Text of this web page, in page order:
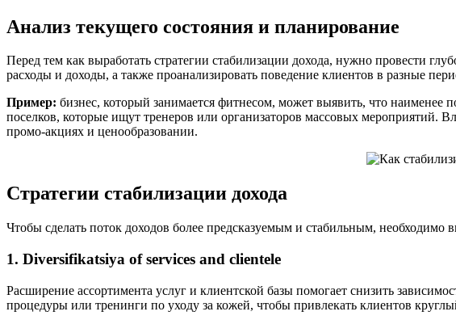
Анализ текущего состояния и планирование
Перед тем как выработать стратегии стабилизации дохода, нужно провести
расходы и доходы, а также проанализировать поведение клиентов в разные
Пример: бизнес, который занимается фитнесом, может выявить, что наименее
поселков, которые ищут тренеров или организаторов массовых мероприятий.
промо-акциях и ценообразовании.
Стратегии стабилизации дохода
Чтобы сделать поток доходов более предсказуемым и стабильным,
1. Diversifikatsiya of services and clientele
Расширение ассортимента услуг и клиентской базы помогает снизить
процедуры или тренинги по уходу за кожей, чтобы привлекать клиентов